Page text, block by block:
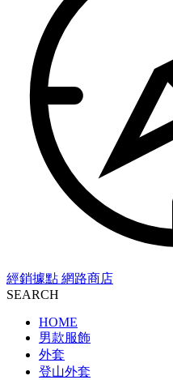
經銷據點 網路商店
SEARCH
HOME
男款服飾
外套
登山外套